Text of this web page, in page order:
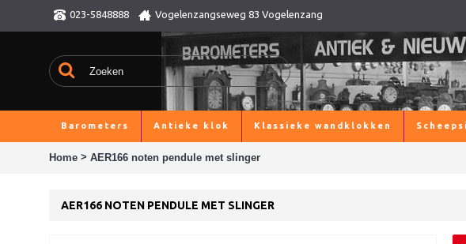
023-5848888 Vogelenzangseweg 83 Vogelenzang
Barometers Antieke klok Klassieke wandklokken
Home > AER166 noten pendule met slinger
AER166 NOTEN PENDULE MET SLINGER